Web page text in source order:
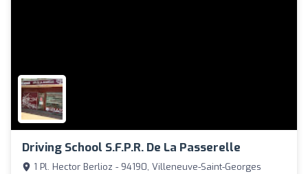
Driving School S.f.p.r. De La Passerelle
1 Pl. Hector Berlioz - 94190, Villeneuve-Saint-Georges